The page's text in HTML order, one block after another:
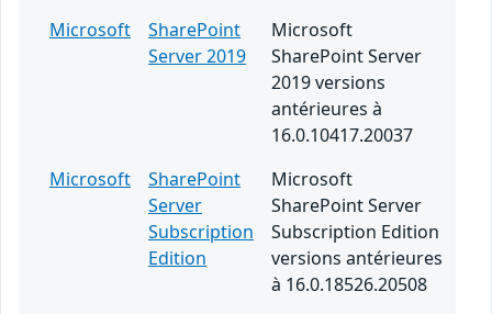
Microsoft
SharePoint
Server 2019
Microsoft
SharePoint Server
2019 versions
antérieures à
16.0.10417.20037
Microsoft
SharePoint
Server
Subscription
Edition
Microsoft
SharePoint Server
Subscription Edition
versions antérieures
à 16.0.18526.20508